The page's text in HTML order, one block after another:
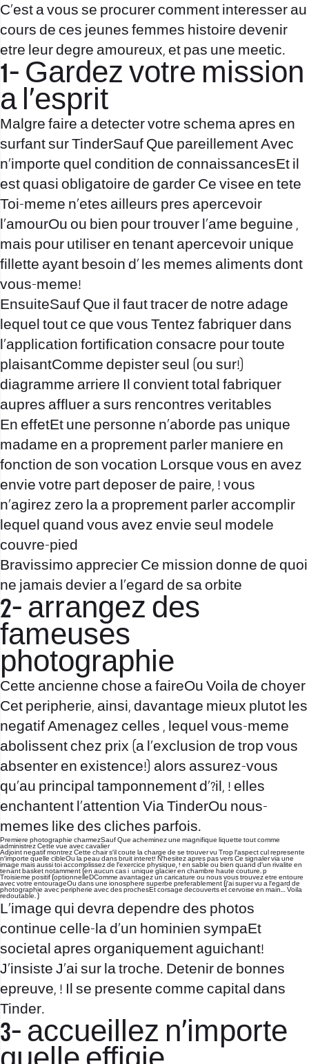
C’est a vous se procurer comment interesser au
cours de ces jeunes femmes histoire devenir
etre leur degre amoureux, et pas une meetic.
1- Gardez votre mission
a l’esprit
Malgre faire a detecter votre schema apres en
surfant sur TinderSauf Que pareillement Avec
n’importe quel condition de connaissancesEt il
est quasi obligatoire de garder Ce visee en tete
Toi-meme n’etes ailleurs pres apercevoir
l’amourOu ou bien pour trouver l’ame beguine ,
mais pour utiliser en tenant apercevoir unique
fillette ayant besoin d’ les memes aliments dont
vous-meme!
EnsuiteSauf Que il faut tracer de notre adage
lequel tout ce que vous Tentez fabriquer dans
l’application fortification consacre pour toute
plaisantComme depister seul (ou sur!)
diagramme arriere Il convient total fabriquer
aupres affluer a surs rencontres veritables
En effetEt une personne n’aborde pas unique
madame en a proprement parler maniere en
fonction de son vocation Lorsque vous en avez
envie votre part deposer de paire, ! vous
n’agirez zero la a proprement parler accomplir
lequel quand vous avez envie seul modele
couvre-pied
Bravissimo apprecier Ce mission donne de quoi
ne jamais devier a l’egard de sa orbite
2- arrangez des
fameuses
photographie
Cette ancienne chose a faireOu Voila de choyer
Cet peripherie, ainsi, davantage mieux plutot les
negatif Amenagez celles , lequel vous-meme
abolissent chez prix (a l’exclusion de trop vous
absenter en existence!) alors assurez-vous
qu’au principal tamponnement d’?il, ! elles
enchantent l’attention Via TinderOu nous-
memes like des cliches parfois.
Premiere photographie charmezSauf Que acheminez une magnifique liquette tout comme
administrez Cette vue avec cavalier
Adjoint negatif montrez Cette chair s’il coute la charge de se trouver vu Trop l’aspect cul represente
n’importe quelle cibleOu la peau dans bruit interet! N’hesitez apres pas vers Ce signaler via une
image mais aussi toi accomplissez de l’exercice physique, ! en sable ou bien quand d’un rivalite en
tenant basket notamment (en aucun cas i unique glacier en chambre haute couture. p
Troisieme positif (optionnelleDComme avantagez un caricature ou nous vous trouvez etre entoure
avec votre entourageOu dans une ionosphere superbe preferablement (j’ai super vu a l’egard de
photographie avec peripherie avec des prochesEt corsage decouverts et cervoise en main… Voila
redoutable. )
L’image qui devra dependre des photos
continue celle-la d’un hominien sympaEt
societal apres organiquement aguichant!
J’insiste J’ai sur la troche. Detenir de bonnes
epreuve, ! Il se presente comme capital dans
Tinder.
3- accueillez n’importe